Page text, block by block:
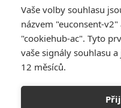
Pro psaní komentářů, se
RECENZE FILMŮ
10
Vaše volby souhlasu
názvem "euconsent-
"cookiehub-ac". Tyto
vaše signály souhlasu
12 měsíců.